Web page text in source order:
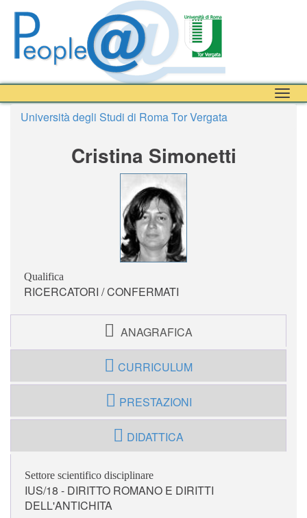
Università degli Studi di Roma Tor Vergata
Cristina Simonetti
Qualifica
RICERCATORI / CONFERMATI
ANAGRAFICA
CURRICULUM
PRESTAZIONI
DIDATTICA
Settore scientifico disciplinare
IUS/18 - DIRITTO ROMANO E DIRITTI
DELL'ANTICHITA